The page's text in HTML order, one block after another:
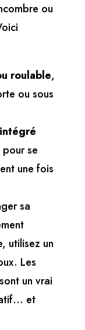
ou
roulable,
ou sous
se
une fois
sa
utilisez un
Les
un vrai
et